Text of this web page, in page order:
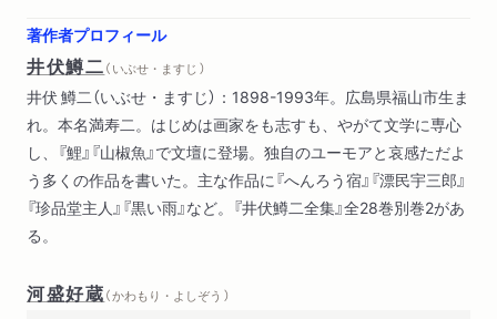
著作者プロフィール
井伏鱒二（ いぶせ・ますじ ）
井伏 鱒二（いぶせ・ますじ）：1898-1993年。広島県福山市生ま
れ。本名満寿二。はじめは画家をも志すも、やがて文学に専心
し、『鯉』『山椒魚』で文壇に登場。独自のユーモアと哀感ただよ
う多くの作品を書いた。主な作品に『へんろう宿』『漂民宇三郎』
『珍品堂主人』『黒い雨』など。『井伏鱒二全集』全28巻別巻2があ
る。
河盛好蔵（ かわもり・よしぞう ）